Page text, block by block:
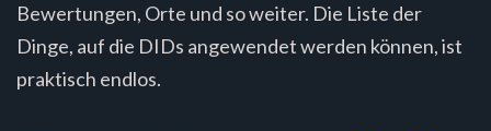
Bewertungen, Orte und so weiter. Die Liste der
Dinge, auf die DIDs angewendet werden können, ist
praktisch endlos.